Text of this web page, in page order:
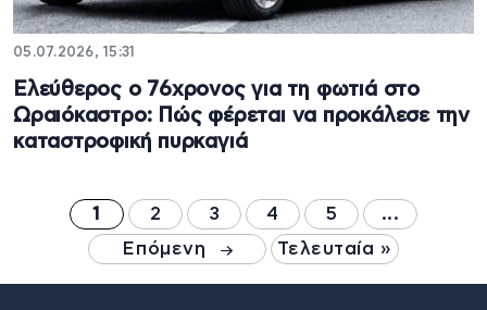
05.07.2026, 15:31
Ελεύθερος ο 76χρονος για τη φωτιά στο
Ωραιόκαστρο: Πώς φέρεται να προκάλεσε την
καταστροφική πυρκαγιά
1 2 3 4 5
...
Επόμενη
Τελευταία »